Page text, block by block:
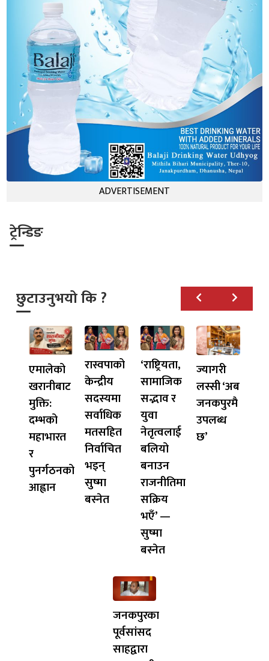
ADVERTISEMENT
ट्रेन्डिङ
छुटाउनुभयो कि ?
एमालेको
खरानीबाट
मुक्ति:
दम्भको
महाभारत
र
पुनर्गठनको
आह्वान
रास्वपाको
केन्द्रीय
सदस्यमा
सर्वाधिक
मतसहित
निर्वाचित
भइन्
सुष्मा
बस्नेत
‘राष्ट्रियता,
सामाजिक
सद्भाव र
युवा
नेतृत्वलाई
बलियो
बनाउन
राजनीतिमा
सक्रिय
भएँ’ —
सुष्मा
बस्नेत
ज्यागरी
लस्सी ‘अब
जनकपुरमै
उपलब्ध
छ’
जनकपुरका
पूर्वसांसद
साहद्वारा